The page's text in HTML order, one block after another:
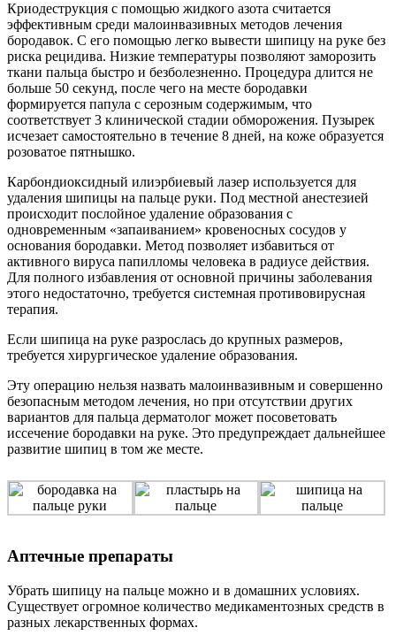
Криодеструкция с помощью жидкого азота считается
эффективным среди малоинвазивных методов лечения
бородавок. С его помощью легко вывести шипицу на руке без
риска рецидива. Низкие температуры позволяют заморозить
ткани пальца быстро и безболезненно. Процедура длится не
больше 50 секунд, после чего на месте бородавки
формируется папула с серозным содержимым, что
соответствует 3 клинической стадии обморожения. Пузырек
исчезает самостоятельно в течение 8 дней, на коже образуется
розоватое пятнышко.
Карбондиоксидный илиэрбиевый лазер используется для
удаления шипицы на пальце руки. Под местной анестезией
происходит послойное удаление образования с
одновременным «запаиванием» кровеносных сосудов у
основания бородавки. Метод позволяет избавиться от
активного вируса папилломы человека в радиусе действия.
Для полного избавления от основной причины заболевания
этого недостаточно, требуется системная противовирусная
терапия.
Если шипица на руке разрослась до крупных размеров,
требуется хирургическое удаление образования.
Эту операцию нельзя назвать малоинвазивным и совершенно
безопасным методом лечения, но при отсутствии других
вариантов для пальца дерматолог может посоветовать
иссечение бородавки на руке. Это предупреждает дальнейшее
развитие шипиц в том же месте.
Аптечные препараты
Убрать шипицу на пальце можно и в домашних условиях.
Существует огромное количество медикаментозных средств в
разных лекарственных формах.